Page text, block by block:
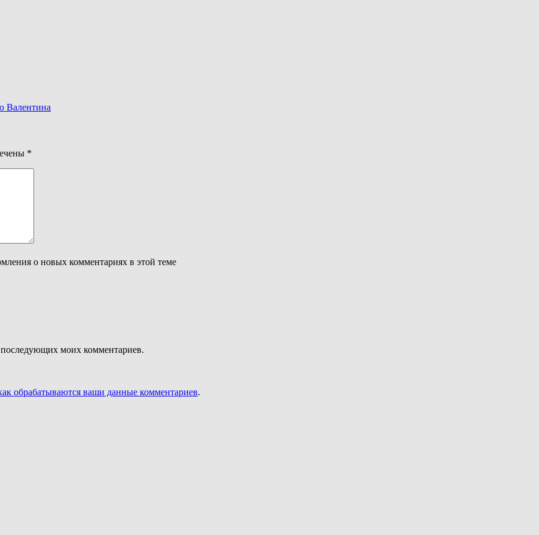
Валентина
*
о новых комментариях в этой теме
последующих моих комментариев.
обрабатываются ваши данные комментариев.